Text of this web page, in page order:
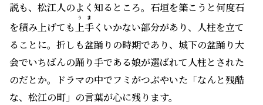
説も、松江人のよく知るところ。石垣を築こうと何度石
を積み上げても 上手
うま
くいかない部分があり、人柱を立て
ることに。折しも盆踊りの時期であり、城下の盆踊り大
会でいちばんの踊り手である娘が選ばれて人柱とされた
のだとか。ドラマの中でフミがつぶやいた「なんと残酷
な、松江の町」の言葉が心に残ります。